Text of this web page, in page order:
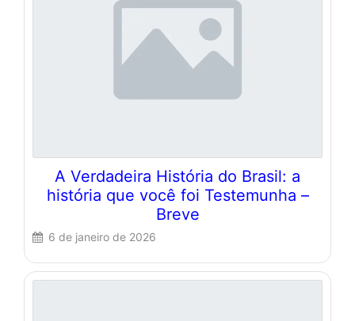
A Verdadeira História do Brasil: a
história que você foi Testemunha –
Breve
6 de janeiro de 2026